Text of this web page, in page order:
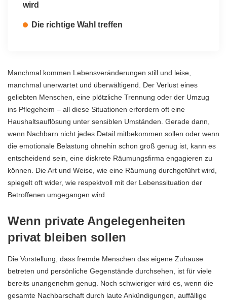
wird
Die richtige Wahl treffen
Manchmal kommen Lebensveränderungen still und leise,
manchmal unerwartet und überwältigend. Der Verlust eines
geliebten Menschen, eine plötzliche Trennung oder der Umzug
ins Pflegeheim – all diese Situationen erfordern oft eine
Haushaltsauflösung unter sensiblen Umständen. Gerade dann,
wenn Nachbarn nicht jedes Detail mitbekommen sollen oder wenn
die emotionale Belastung ohnehin schon groß genug ist, kann es
entscheidend sein, eine diskrete Räumungsfirma engagieren zu
können. Die Art und Weise, wie eine Räumung durchgeführt wird,
spiegelt oft wider, wie respektvoll mit der Lebenssituation der
Betroffenen umgegangen wird.
Wenn private Angelegenheiten
privat bleiben sollen
Die Vorstellung, dass fremde Menschen das eigene Zuhause
betreten und persönliche Gegenstände durchsehen, ist für viele
bereits unangenehm genug. Noch schwieriger wird es, wenn die
gesamte Nachbarschaft durch laute Ankündigungen, auffällige